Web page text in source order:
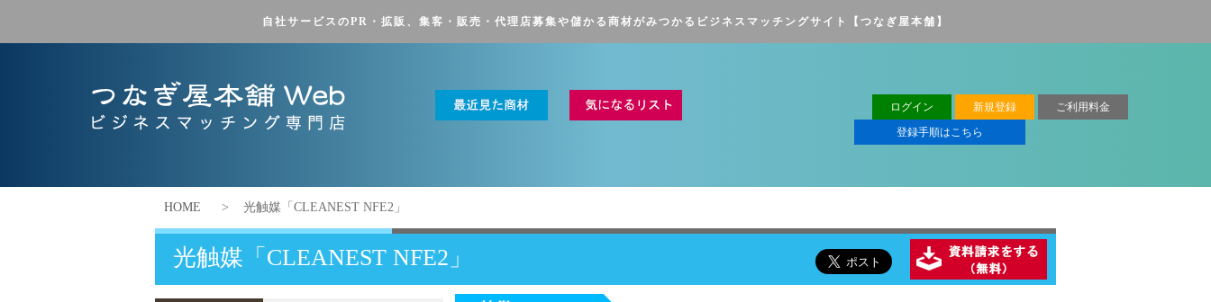
自社サービスのPR・拡販、集客・販売・ 代理店募集や儲かる商材がみつかる ビジネスマッチングサイト【つなぎ屋本舗】
ログイン 新規登録
ご利用料金
登録手順はこちら
HOME > 光触媒「CLEANEST NFE2」
光触媒「CLEANEST NFE2」